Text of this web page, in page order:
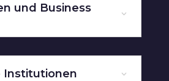
und Business
Institutionen